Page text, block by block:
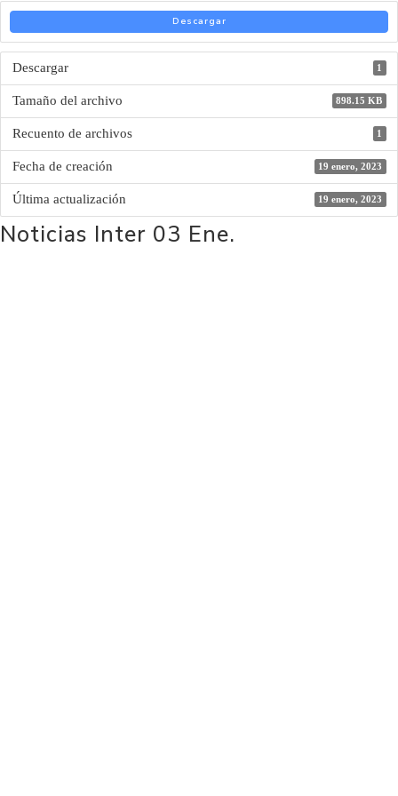
Descargar
Descargar 1
Tamaño del archivo 898.15 KB
Recuento de archivos 1
Fecha de creación 19 enero, 2023
Última actualización 19 enero, 2023
Noticias Inter 03 Ene.